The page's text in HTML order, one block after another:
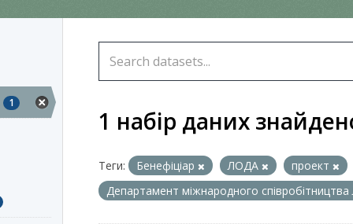
1
1 набір даних
Теги: Бенефіціар ЛОДА проект
Департамент міжнародного співробітництва